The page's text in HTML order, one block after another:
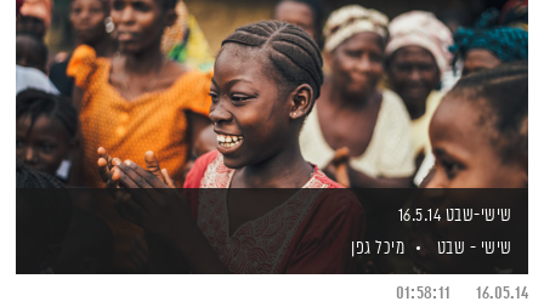
שישי-שבט 16.5.14
שישי - שבט
מיכל גפן
16.05.14
01:58:11